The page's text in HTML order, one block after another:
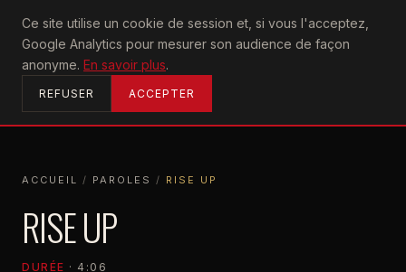
Ce site utilise un cookie de session et, si vous l'acceptez,
Google Analytics pour mesurer son audience de façon
anonyme. En savoir plus.
REFUSER ACCEPTER
U2achtung
ACCUEIL
ACCUEIL / PAROLES / RISE UP
RISE UP
DURÉE · 4:06